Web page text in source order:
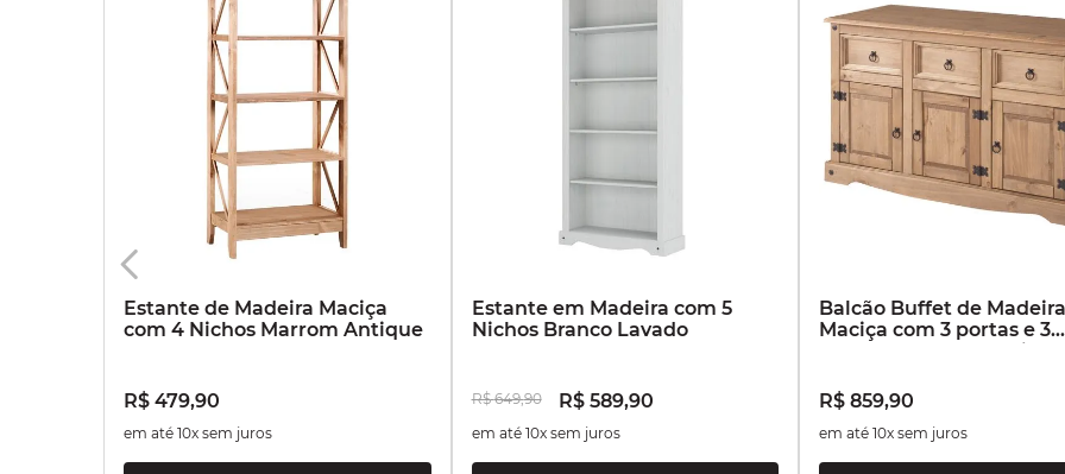
Estante de Madeira Maciça
com 4 Nichos Marrom Antique
R$ 479,90
em até 10x sem juros
Estante em Madeira com 5
Nichos Branco Lavado
R$ 649,90 R$ 589,90
em até 10x sem juros
Balcão Buffet de Madeira
Maciça com 3 portas e 3
Gavetas Marrom Antique
R$ 859,90
em até 10x sem juros